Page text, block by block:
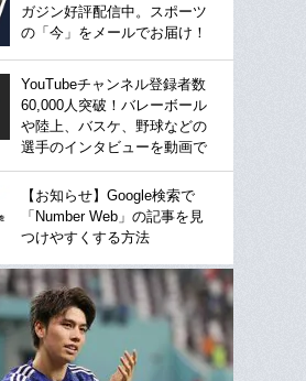
ガジン好評配信中。スポーツ
の「今」をメールでお届け！
YouTubeチャンネル登録者数
60,000人突破！バレーボール
や陸上、バスケ、野球などの
選手のインタビューを動画で
【お知らせ】Google検索で
「Number Web」の記事を見
つけやすくする方法